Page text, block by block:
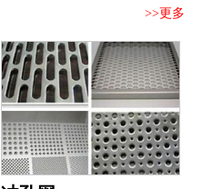
>>更多